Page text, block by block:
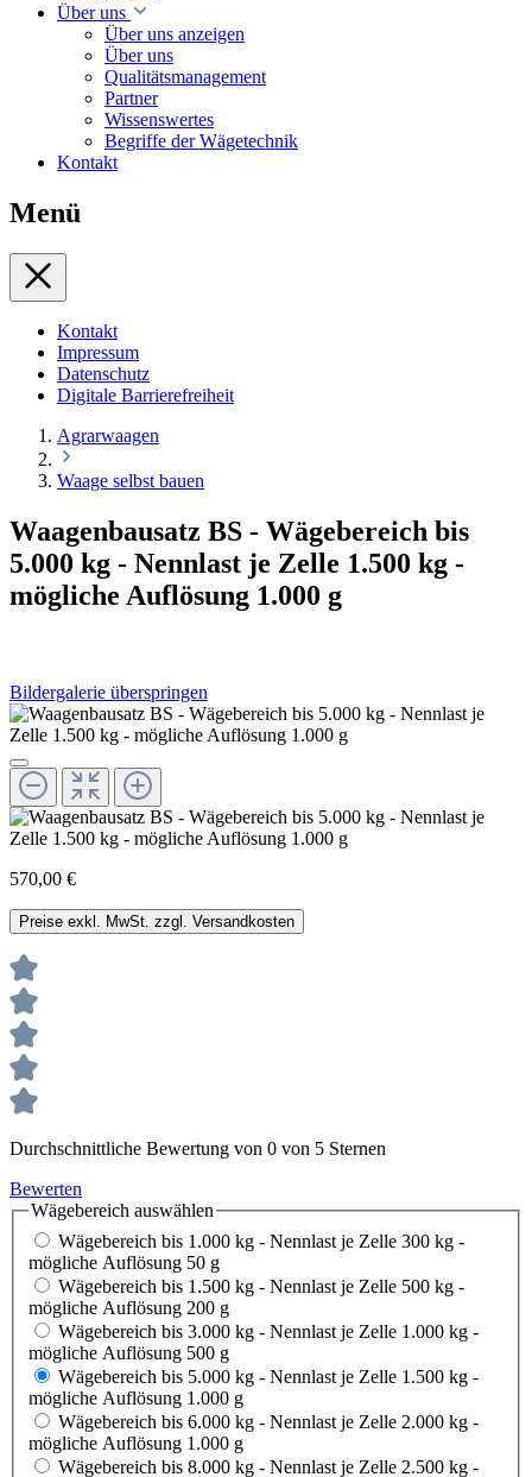
Über uns
Über uns anzeigen
Über uns
Qualitätsmanagement
Partner
Wissenswertes
Begriffe der Wägetechnik
Kontakt
Menü
Kontakt
Impressum
Datenschutz
Digitale Barrierefreiheit
Agrarwaagen
Waage selbst bauen
Waagenbausatz BS - Wägebereich bis
5.000 kg - Nennlast je Zelle 1.500 kg -
mögliche Auflösung 1.000 g
Bildergalerie überspringen
570,00 €
Preise exkl. MwSt. zzgl. Versandkosten
Durchschnittliche Bewertung von 0 von 5 Sternen
Bewerten
Wägebereich auswählen
Wägebereich bis 1.000 kg - Nennlast je Zelle 300 kg -
mögliche Auflösung 50 g
Wägebereich bis 1.500 kg - Nennlast je Zelle 500 kg -
mögliche Auflösung 200 g
Wägebereich bis 3.000 kg - Nennlast je Zelle 1.000 kg -
mögliche Auflösung 500 g
Wägebereich bis 5.000 kg - Nennlast je Zelle 1.500 kg -
mögliche Auflösung 1.000 g
Wägebereich bis 6.000 kg - Nennlast je Zelle 2.000 kg -
mögliche Auflösung 1.000 g
Wägebereich bis 8.000 kg - Nennlast je Zelle 2.500 kg -